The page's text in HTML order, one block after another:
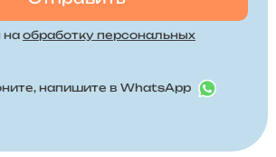
на обработку персональных
напишите в WhatsApp